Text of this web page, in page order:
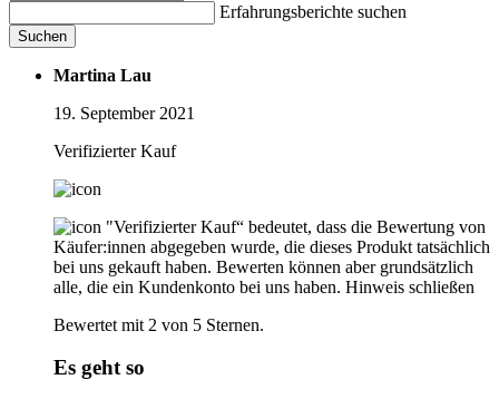
Erfahrungsberichte suchen
Suchen
Martina Lau
19. September 2021
Verifizierter Kauf
"Verifizierter Kauf“ bedeutet, dass die Bewertung von
Käufer:innen abgegeben wurde, die dieses Produkt tatsächlich
bei uns gekauft haben. Bewerten können aber grundsätzlich
alle, die ein Kundenkonto bei uns haben. Hinweis schließen
Bewertet mit 2 von 5 Sternen.
Es geht so